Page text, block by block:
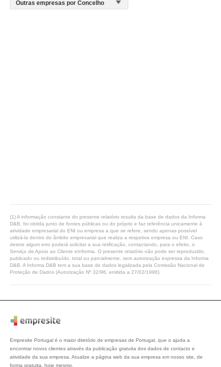
(1) A informação constante do presente relatório resulta da base de dados da Informa
D&B, foi obtida junto de fontes públicas ou do próprio e faz referência unicamente à
atividade empresarial do ENI ou empresa a que se refere, sendo apenas possível
utilizá-la dentro do âmbito empresarial que realiza a respetiva empresa ou ENI. Caso
detete algum erro poderá solicitar a sua retificação, contactando, para o efeito, o
Serviço de Apoio ao Cliente eInforma. O presente relatório não pode ser reproduzido,
publicado ou redistribuído, total ou parcialmente, sem autorização expressa da Informa
D&B. A Informa D&B tem a sua base de dados legalizada pela Comissão Nacional de
Proteção de Dados (Autorização Nº 32/96, emitida a 27/02/1996).
Empresite Portugal é o maior diretório de empresas de Portugal, que o ajuda a
encontrar novos clientes através da publicação gratuita dos dados de contacto e
atividade da sua empresa. Atualize a página web da sua empresa em nosso site, de
forma gratuita, hoje mesmo.